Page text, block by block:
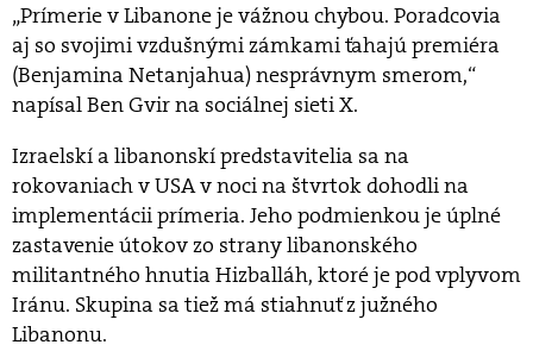
„Prímerie v Libanone je vážnou chybou. Poradcovia
aj so svojimi vzdušnými zámkami ťahajú premiéra
(Benjamina Netanjahua) nesprávnym smerom,“
napísal Ben Gvir na sociálnej sieti X.
Izraelskí a libanonskí predstavitelia sa na
rokovaniach v USA v noci na štvrtok dohodli na
implementácii prímeria. Jeho podmienkou je úplné
zastavenie útokov zo strany libanonského
militantného hnutia Hizballáh, ktoré je pod vplyvom
Iránu. Skupina sa tiež má stiahnuť z južného
Libanonu.